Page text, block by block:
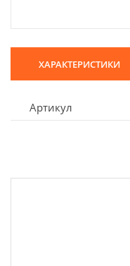
ХАРАКТЕРИСТИКИ
Артикул